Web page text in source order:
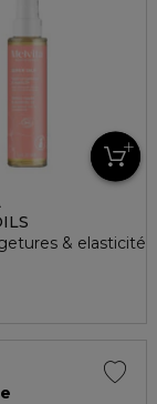
& elasticité